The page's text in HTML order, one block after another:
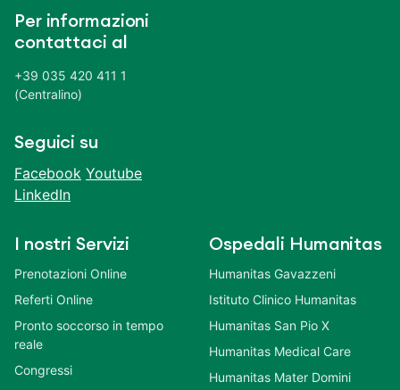
Per informazioni
contattaci al
+39 035 420 411 1
(Centralino)
Seguici su
Facebook Youtube
LinkedIn
I nostri Servizi
Prenotazioni Online
Referti Online
Pronto soccorso in tempo
reale
Congressi
Ospedali Humanitas
Humanitas Gavazzeni
Istituto Clinico Humanitas
Humanitas San Pio X
Humanitas Medical Care
Humanitas Mater Domini